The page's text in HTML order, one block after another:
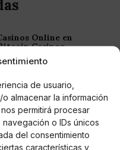
de usuario,
almacenar la información
permitirá procesar
o IDs únicos
del consentimiento
características y
Online en
Casinos
con Bitcoin y
Argentina 2025
con